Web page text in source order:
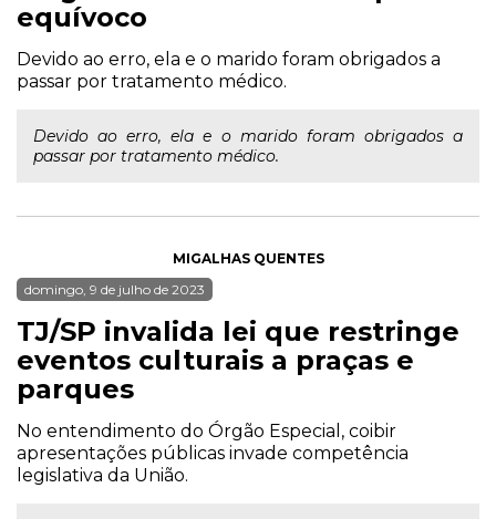
equívoco
Devido ao erro, ela e o marido foram obrigados a
passar por tratamento médico.
Devido ao erro, ela e o marido foram obrigados a
passar por tratamento médico.
MIGALHAS QUENTES
domingo, 9 de julho de 2023
TJ/SP invalida lei que restringe
eventos culturais a praças e
parques
No entendimento do Órgão Especial, coibir
apresentações públicas invade competência
legislativa da União.